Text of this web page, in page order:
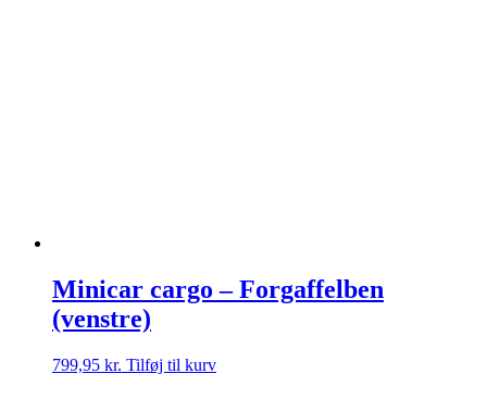
Minicar cargo – Forgaffelben
(venstre)
799,95 kr. Tilføj til kurv